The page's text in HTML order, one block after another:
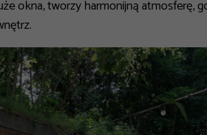
okna, tworzy harmonijną atmosferę,